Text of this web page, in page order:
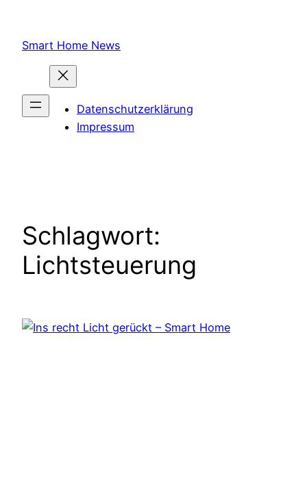
springen
Smart Home News
Datenschutzerklärung
Impressum
Schlagwort:
Lichtsteuerung